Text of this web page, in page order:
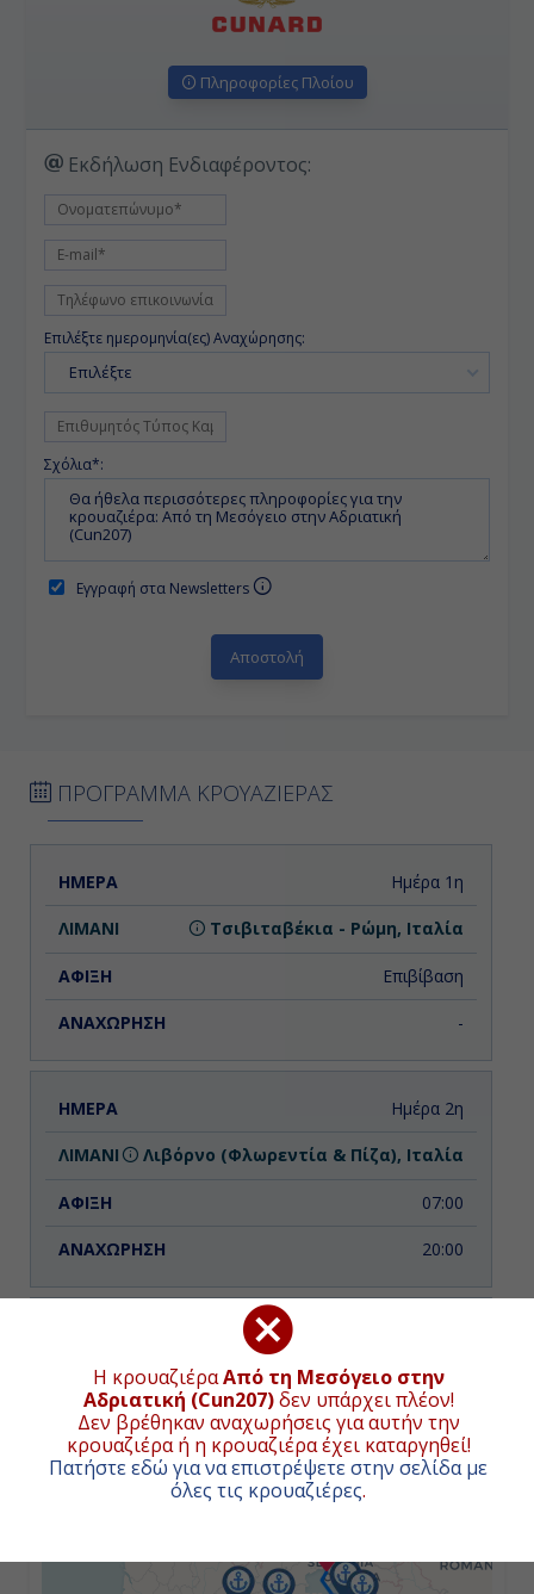
Η κρουαζιέραΑπό τη Μεσόγειο στην
Αδριατική (Cun207)δεν υπάρχει πλέον!
Δεν βρέθηκαν αναχωρήσεις για αυτήν την
κρουαζιέρα ή η κρουαζιέρα έχει καταργηθεί!
Πατήστε εδώ για να επιστρέψετε στην σελίδα με
όλες τις κρουαζιέρες.
Πληροφορίες Πλοίου
Εκδήλωση Ενδιαφέροντος:
Επιλέξτε ημερομηνία(ες) Αναχώρησης:
Επιλέξτε
Σχόλια*:
Εγγραφή στα Newsletters
ΠΡΟΓΡΑΜΜΑ ΚΡΟΥΑΖΙΕΡΑΣ
ΗΜΕΡΑ ΑΝΑΧΩΡΗΣΗ
Ημέρα 1η
Τσιβιταβέκια - Ρώμη, Ιταλία
Επιβίβαση
-
Ημέρα 2η
Λιβόρνο (Φλωρεντία & Πίζα), Ιταλία
07:00
20:00
Εν Πλω
-
-
Ημέρα 4η
ΧΑΡΤΗΣ ΚΡΟΥΑΖΙΕΡΑΣ
+